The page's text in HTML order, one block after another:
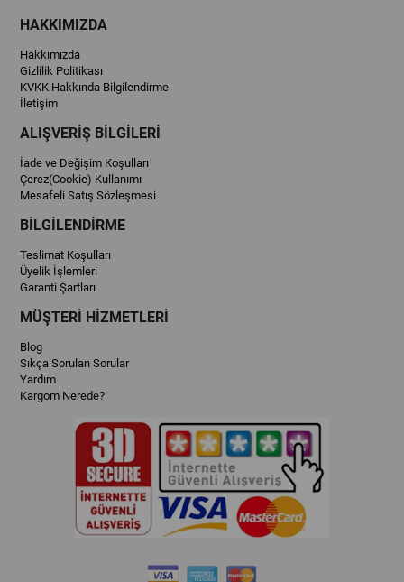
HAKKIMIZDA
Hakkımızda
Gizlilik Politikası
KVKK Hakkında Bilgilendirme
İletişim
ALIŞVERİŞ BİLGİLERİ
İade ve Değişim Koşulları
Çerez(Cookie) Kullanımı
Mesafeli Satış Sözleşmesi
BİLGİLENDİRME
Teslimat Koşulları
Üyelik İşlemleri
Garanti Şartları
MÜŞTERİ HİZMETLERİ
Blog
Sıkça Sorulan Sorular
Yardım
Kargom Nerede?